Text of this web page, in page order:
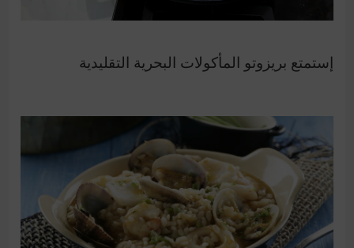
إستمتع بريزوتو المأكولات البحرية التقليدية